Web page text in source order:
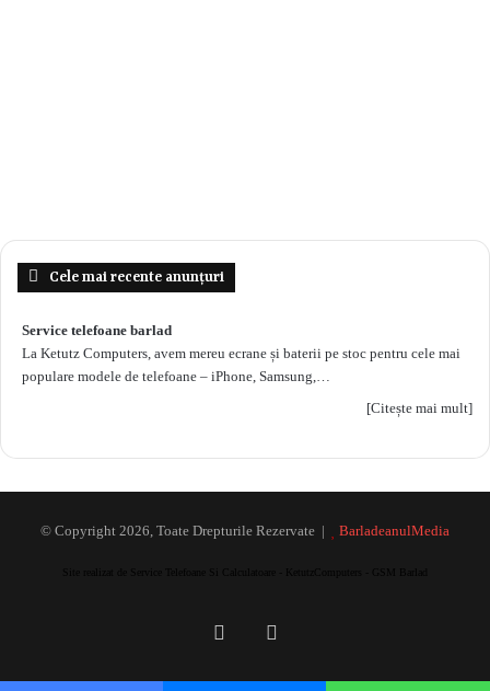
Cele mai recente anunțuri
Service telefoane barlad
La Ketutz Computers, avem mereu ecrane și baterii pe stoc pentru cele mai
populare modele de telefoane – iPhone, Samsung,…
[Citește mai mult]
© Copyright 2026, Toate Drepturile Rezervate | BarladeanulMedia
Facebook